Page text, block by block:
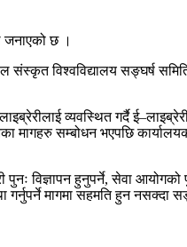
जनाएको छ ।
संस्कृत विश्वविद्यालय सङ्घर्ष
व्यवस्थित गर्दै
मागहरु सम्बोधन भएपछि
पुनः विज्ञापन हुनुपर्ने, सेवा
मागमा सहमति हुन नसक्दा